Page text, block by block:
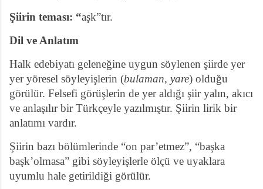
Şiirin teması: “aşk”tır.
Dil ve Anlatım
Halk edebiyatı geleneğine uygun söylenen şiirde yer
yer yöresel söyleyişlerin (bulaman, yare) olduğu
görülür. Felsefi görüşlerin de yer aldığı şiir yalın, akıcı
ve anlaşılır bir Türkçeyle yazılmıştır. Şiirin lirik bir
anlatımı vardır.
Şiirin bazı bölümlerinde “on par’etmez”, “başka
başk’olmasa” gibi söyleyişlerle ölçü ve uyaklara
uyumlu hale getirildiği görülür.